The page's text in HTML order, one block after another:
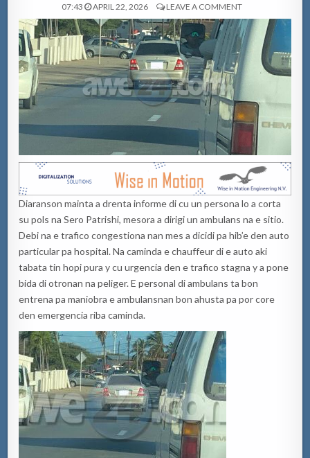
07:43 APRIL 22, 2026 LEAVE A COMMENT
Diaranson mainta a drenta informe di cu un persona lo a corta
su pols na Sero Patrishi, mesora a dirigi un ambulans na e sitio.
Debi na e trafico congestiona nan mes a dicidi pa hib’e den auto
particular pa hospital. Na caminda e chauffeur di e auto aki
tabata tin hopi pura y cu urgencia den e trafico stagna y a pone
bida di otronan na peliger. E personal di ambulans ta bon
entrena pa maniobra e ambulansnan bon ahusta pa por core
den emergencia riba caminda.